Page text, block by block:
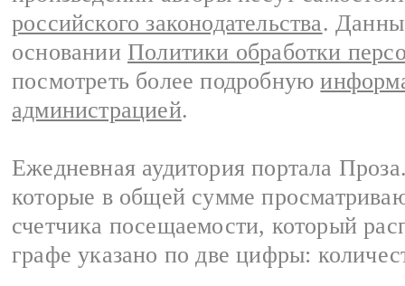
российского законодательства.
основании Политики обработки
посмотреть более подробную
администрацией.
Ежедневная аудитория портала
которые в общей сумме
счетчика посещаемости, который
графе указано по две цифры: